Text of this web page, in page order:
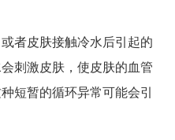
者皮肤接触冷水后引起的
刺激皮肤，使皮肤的血管
短暂的循环异常可能会引